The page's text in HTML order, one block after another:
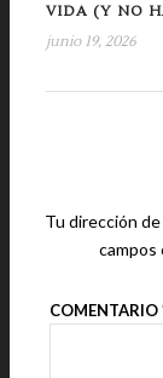
VIDA (Y NO
junio 19, 2026
Tu dirección
campos
COMENTARIO